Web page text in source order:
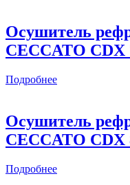
Осушитель
CECCATO CDX
Подробнее
Осушитель
CECCATO CDX
Подробнее